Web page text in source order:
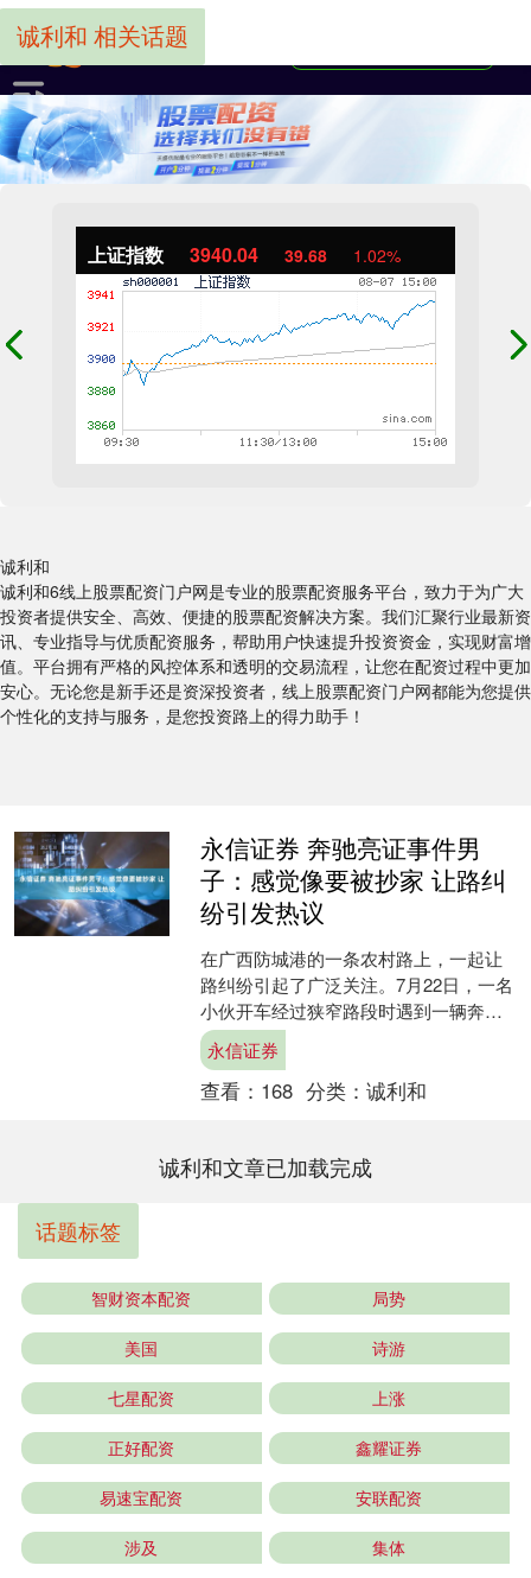
上证指数 3940.04 39.68 1.02%
诚利和
诚利和6线上股票配资门户网是专业的股票配资服务平台，致力于为广大
投资者提供安全、高效、便捷的股票配资解决方案。我们汇聚行业最新资
讯、专业指导与优质配资服务，帮助用户快速提升投资资金，实现财富增
值。平台拥有严格的风控体系和透明的交易流程，让您在配资过程中更加
安心。无论您是新手还是资深投资者，线上股票配资门户网都能为您提供
个性化的支持与服务，是您投资路上的得力助手！
诚利和 相关话题
永信证券 奔驰亮证事件男
子：感觉像要被抄家 让路纠
纷引发热议
在广西防城港的一条农村路上，一起让
路纠纷引起了广泛关注。7月22日，一名
小伙开车经过狭窄路段时遇到一辆奔驰
SUV无法通过的情况。双方商议谁该让
路，但奔驰车上的一....
永信证券
查看： 168 分类： 诚利和
诚利和文章已加载完成
话题标签
智财资本配资 局势
美国 诗游
七星配资 上涨
正好配资 鑫耀证券
易速宝配资 安联配资
涉及 集体